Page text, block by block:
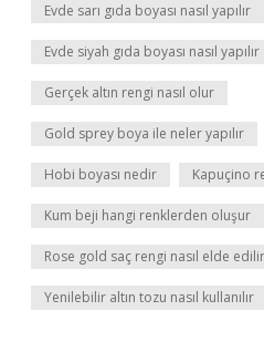
Evde sarı gıda boyası nasıl yapılır
Evde siyah gıda boyası nasıl yapılır
Gerçek altın rengi nasıl olur
Gold sprey boya ile neler yapılır
Hobi boyası nedir Kapuçino
Kum beji hangi renklerden oluşur
Rose gold saç rengi nasıl elde edilir
Yenilebilir altın tozu nasıl kullanılır